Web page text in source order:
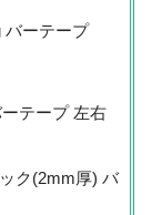
バーテープ
テープ 左右
ク(2mm厚) バ